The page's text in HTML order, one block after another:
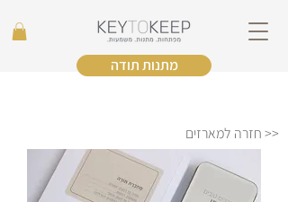
מתנות תודה
<< חזרה למארזים